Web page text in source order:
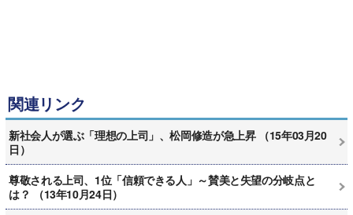
関連リンク
新社会人が選ぶ「理想の上司」、松岡修造が急上昇 （15年03月20
日）
尊敬される上司、1位「信頼できる人」～賛美と失望の分岐点と
は？ （13年10月24日）